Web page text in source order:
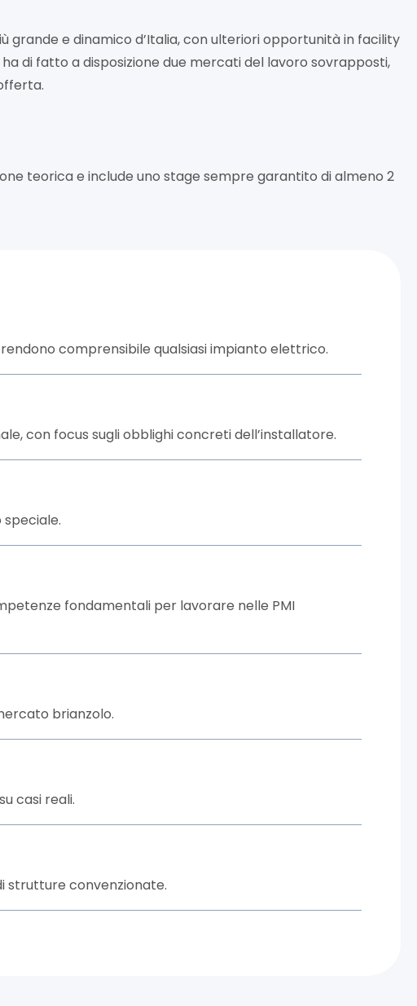
grande e dinamico d’Italia, con ulteriori opportunità in facility
di fatto a disposizione due mercati del lavoro sovrapposti,
teorica e include uno stage sempre garantito di almeno 2
comprensibile qualsiasi impianto elettrico.
con focus sugli obblighi concreti dell’installatore.
fondamentali per lavorare nelle PMI
brianzolo.
casi reali.
strutture convenzionate.